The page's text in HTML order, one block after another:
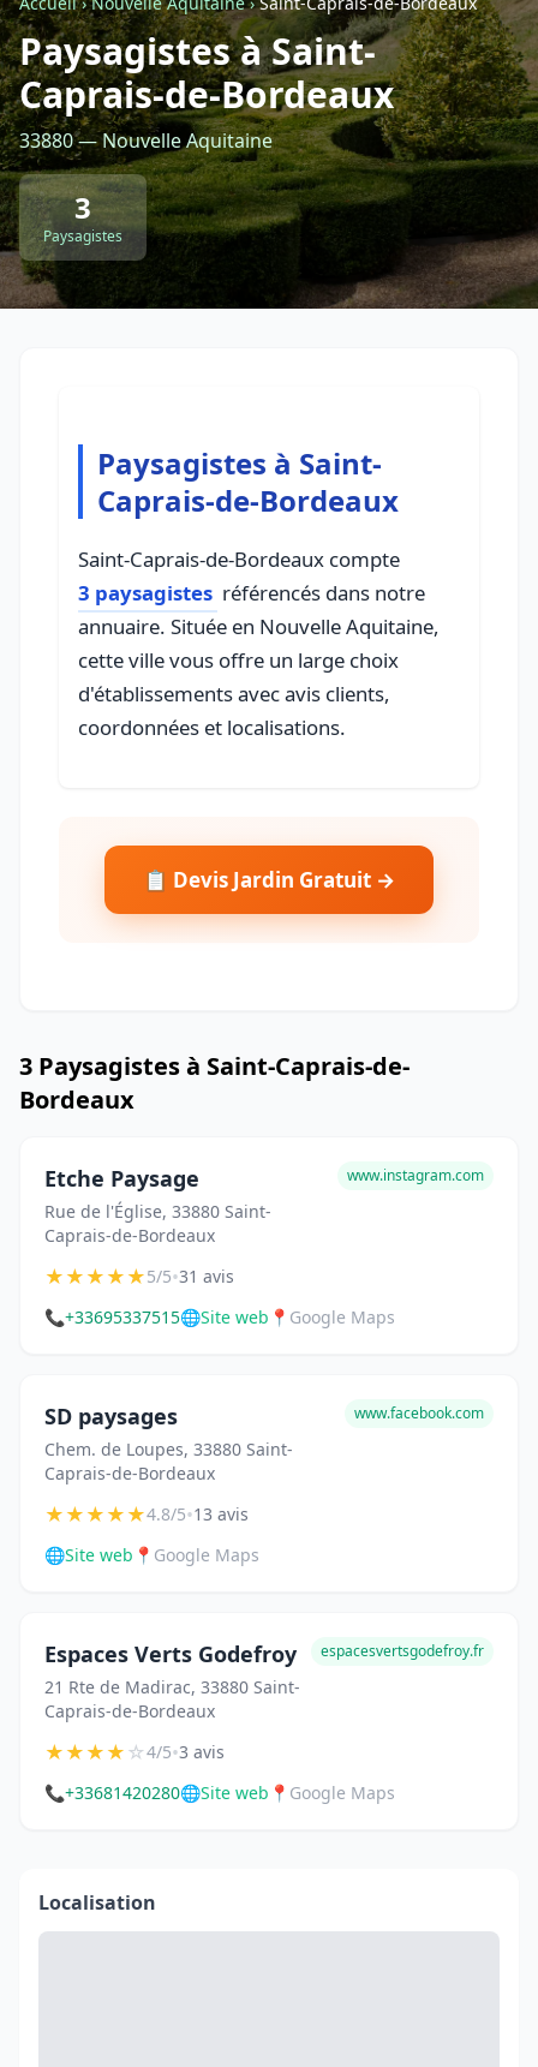
Retour à la liste des métiers
CGU-Confidentialité- Service proposé parViteUnDevis.com - Vous
Paysagistes à Saint-
Caprais-de-Bordeaux
33880 — Nouvelle Aquitaine
3
Paysagistes
Paysagistes à Saint-
Caprais-de-Bordeaux
Saint-Caprais-de-Bordeaux compte
3 paysagistes référencés dans notre
annuaire. Située en Nouvelle Aquitaine,
cette ville vous offre un large choix
d'établissements avec avis clients,
coordonnées et localisations.
📋 Devis Jardin Gratuit →
3 Paysagistes à Saint-Caprais-de-
Bordeaux
Etche Paysage
Rue de l'Église, 33880 Saint-
Caprais-de-Bordeaux
www.instagram.com
★★★★★5/5•31 avis
📞+33695337515🌐Site web 📍 Google Maps
SD paysages
Chem. de Loupes, 33880 Saint-
Caprais-de-Bordeaux
www.facebook.com
★★★★★4.8/5•13 avis
🌐Site web 📍 Google Maps
Espaces Verts Godefroy
21 Rte de Madirac, 33880 Saint-
Caprais-de-Bordeaux
espacesvertsgodefroy.fr
★★★★☆4/5•3 avis
📞+33681420280🌐Site web 📍 Google Maps
Localisation